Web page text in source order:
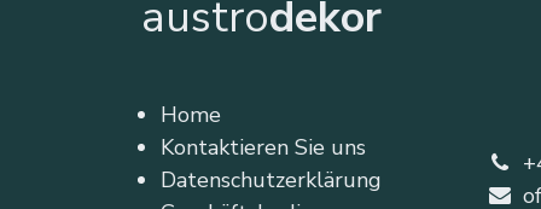
austrodekor
Home
Kontaktieren Sie uns
Datenschutzerklärung